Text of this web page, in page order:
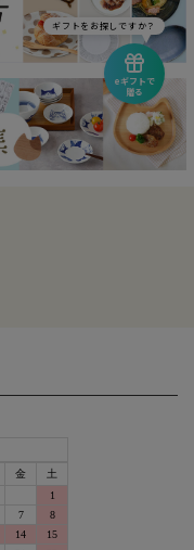
eギフトで
贈る
ギフトをお探しですか？